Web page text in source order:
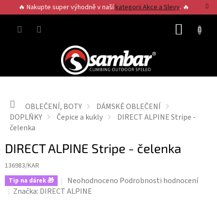
na
obsah
🔥 Nakupte super výhodně v našíkategorii Akce a Slevy. 🔥
Domů
OBLEČENÍ, BOTY
DÁMSKÉ OBLEČENÍ
DOPLŇKY
Čepice a kukly
DIRECT ALPINE Stripe -
čelenka
DIRECT ALPINE Stripe - čelenka
136983/KAR
Tip na dárek 🎁
Průměrné
hodnocení
Neohodnoceno Podrobnosti hodnocení
Značka: DIRECT ALPINE